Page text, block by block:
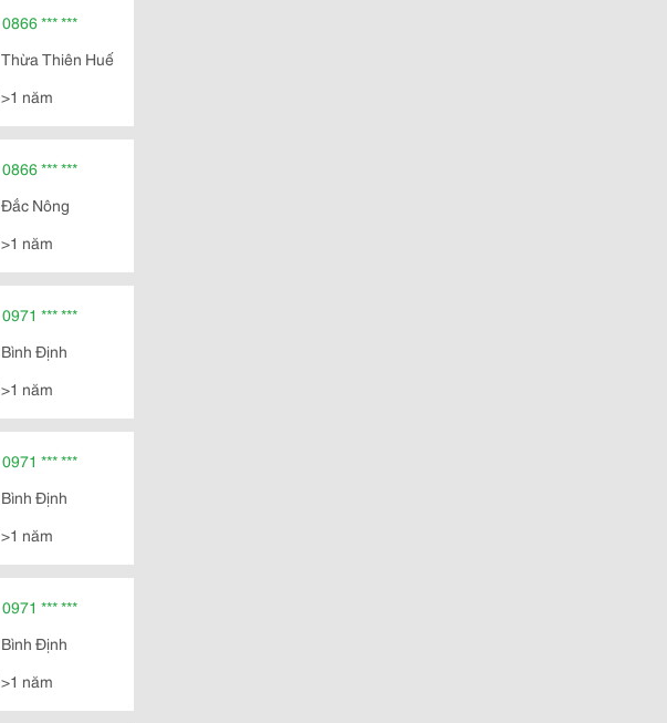
0866 *** ***
Thừa Thiên Huế
>1 năm
0866 *** ***
Đắc Nông
>1 năm
0971 *** ***
Bình Định
>1 năm
0971 *** ***
Bình Định
>1 năm
0971 *** ***
Bình Định
>1 năm